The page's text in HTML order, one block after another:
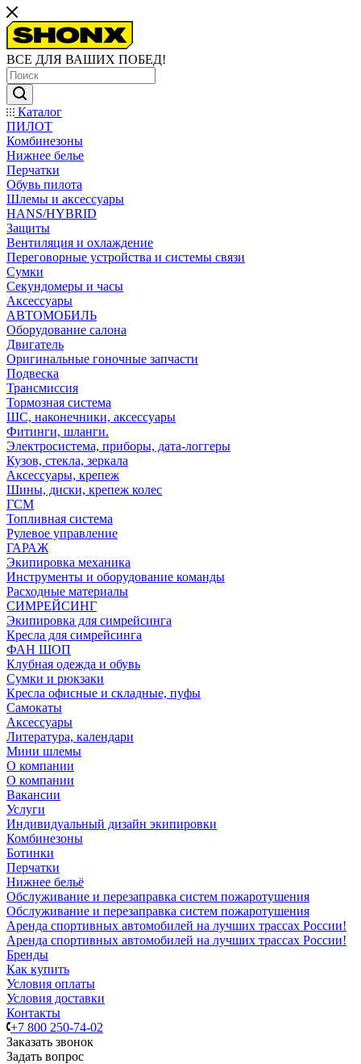
ВСЕ ДЛЯ ВАШИХ ПОБЕД!
Каталог
ПИЛОТ
Комбинезоны
Нижнее белье
Перчатки
Обувь пилота
Шлемы и аксессуары
HANS/HYBRID
Защиты
Вентиляция и охлаждение
Переговорные устройства и системы связи
Сумки
Секундомеры и часы
Аксессуары
АВТОМОБИЛЬ
Оборудование салона
Двигатель
Оригинальные гоночные запчасти
Подвеска
Трансмиссия
Тормозная система
ШС, наконечники, аксессуары
Фитинги, шланги.
Электросистема, приборы, дата-логгеры
Кузов, стекла, зеркала
Аксессуары, крепеж
Шины, диски, крепеж колес
ГСМ
Топливная система
Рулевое управление
ГАРАЖ
Экипировка механика
Инструменты и оборудование команды
Расходные материалы
СИМРЕЙСИНГ
Экипировка для симрейсинга
Кресла для симрейсинга
ФАН ШОП
Клубная одежда и обувь
Сумки и рюкзаки
Кресла офисные и складные, пуфы
Самокаты
Аксессуары
Литература, календари
Мини шлемы
О компании
О компании
Вакансии
Услуги
Индивидуальный дизайн экипировки
Комбинезоны
Ботинки
Перчатки
Нижнее бельё
Обслуживание и перезаправка систем пожаротушения
Обслуживание и перезаправка систем пожаротушения
Аренда спортивных автомобилей на лучших трассах России!
Аренда спортивных автомобилей на лучших трассах России!
Бренды
Как купить
Условия оплаты
Условия доставки
Контакты
+7 800 250-74-02
Заказать звонок
Задать вопрос